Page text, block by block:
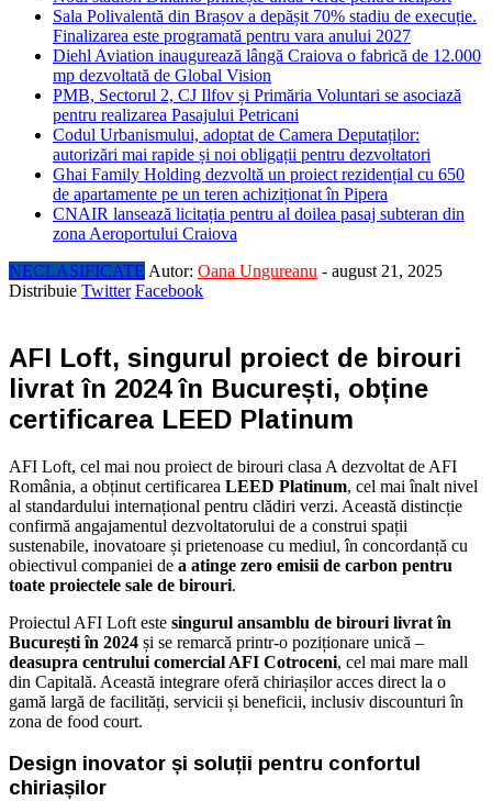
Sala Polivalentă din Brașov a depășit 70% stadiu de execuție.
Finalizarea este programată pentru vara anului 2027
Diehl Aviation inaugurează lângă Craiova o fabrică de 12.000
mp dezvoltată de Global Vision
PMB, Sectorul 2, CJ Ilfov și Primăria Voluntari se asociază
pentru realizarea Pasajului Petricani
Codul Urbanismului, adoptat de Camera Deputaților:
autorizări mai rapide și noi obligații pentru dezvoltatori
Ghai Family Holding dezvoltă un proiect rezidențial cu 650
de apartamente pe un teren achiziționat în Pipera
CNAIR lansează licitația pentru al doilea pasaj subteran din
zona Aeroportului Craiova
NECLASIFICATE Autor: Oana Ungureanu - august 21, 2025
Distribuie Twitter Facebook
AFI Loft, singurul proiect de birouri
livrat în 2024 în București, obține
certificarea LEED Platinum
AFI Loft, cel mai nou proiect de birouri clasa A dezvoltat de AFI
România, a obținut certificarea LEED Platinum, cel mai înalt nivel
al standardului internațional pentru clădiri verzi. Această distincție
confirmă angajamentul dezvoltatorului de a construi spații
sustenabile, inovatoare și prietenoase cu mediul, în concordanță cu
obiectivul companiei de a atinge zero emisii de carbon pentru
toate proiectele sale de birouri.
Proiectul AFI Loft este singurul ansamblu de birouri livrat în
București în 2024 și se remarcă printr-o poziționare unică –
deasupra centrului comercial AFI Cotroceni, cel mai mare mall
din Capitală. Această integrare oferă chiriașilor acces direct la o
gamă largă de facilități, servicii și beneficii, inclusiv discounturi în
zona de food court.
Design inovator și soluții pentru confortul
chiriașilor